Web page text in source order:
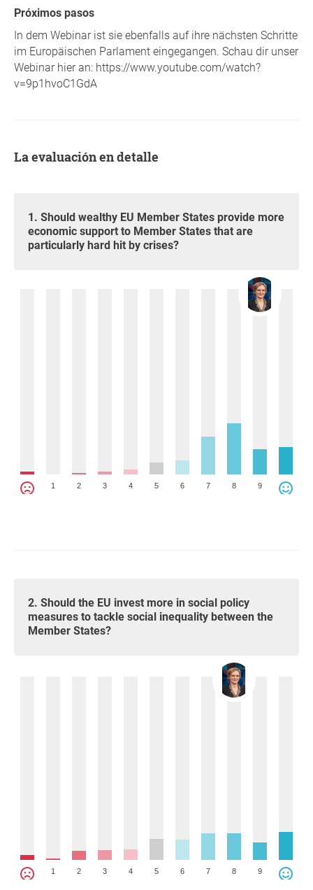
Próximos pasos
In dem Webinar ist sie ebenfalls auf ihre nächsten Schritte
im Europäischen Parlament eingegangen. Schau dir unser
Webinar hier an: https://www.youtube.com/watch?
v=9p1hvoC1GdA
La evaluación en detalle
1. Should wealthy EU Member States provide more
economic support to Member States that are
particularly hard hit by crises?
1 2 3 4 5 6 7 8 9
2. Should the EU invest more in social policy
measures to tackle social inequality between the
Member States?
1 2 3 4 5 6 7 8 9